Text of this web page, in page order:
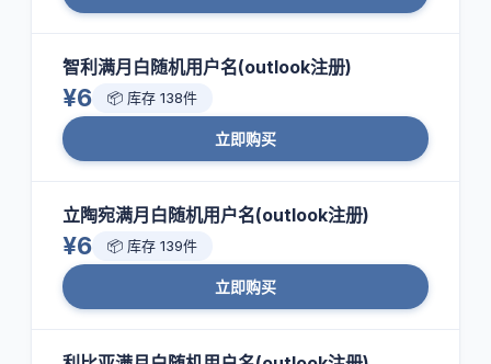
智利满月白随机用户名(outlook注册)
¥6 📦 库存 138件
立即购买
立陶宛满月白随机用户名(outlook注册)
¥6 📦 库存 139件
立即购买